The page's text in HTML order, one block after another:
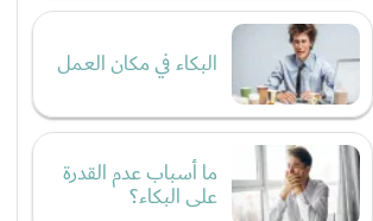
البكاء في مكان العمل
ما أسباب عدم القدرة
على البكاء؟